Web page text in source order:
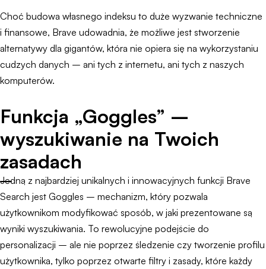
Choć budowa własnego indeksu to duże wyzwanie techniczne
i finansowe, Brave udowadnia, że możliwe jest stworzenie
alternatywy dla gigantów, która nie opiera się na wykorzystaniu
cudzych danych – ani tych z internetu, ani tych z naszych
komputerów.
Funkcja „Goggles” –
wyszukiwanie na Twoich
zasadach
Jedną z najbardziej unikalnych i innowacyjnych funkcji Brave
Search jest Goggles – mechanizm, który pozwala
użytkownikom modyfikować sposób, w jaki prezentowane są
wyniki wyszukiwania. To rewolucyjne podejście do
personalizacji – ale nie poprzez śledzenie czy tworzenie profilu
użytkownika, tylko poprzez otwarte filtry i zasady, które każdy